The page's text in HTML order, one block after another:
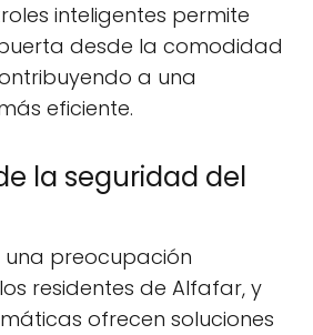
inteligentes permite
desde la comodidad
a una
eficiente.
la seguridad del
una preocupación
residentes de Alfafar, y
ofrecen soluciones